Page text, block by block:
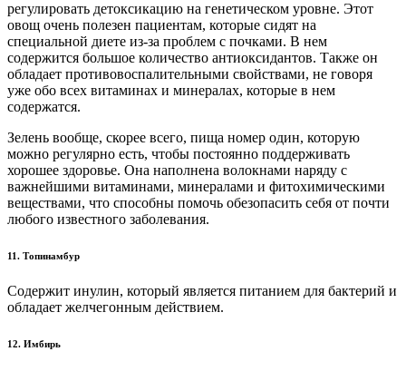
регулировать детоксикацию на генетическом уровне. Этот
овощ очень полезен пациентам, которые сидят на
специальной диете из-за проблем с почками. В нем
содержится большое количество антиоксидантов. Также он
обладает противовоспалительными свойствами, не говоря
уже обо всех витаминах и минералах, которые в нем
содержатся.
Зелень вообще, скорее всего, пища номер один, которую
можно регулярно есть, чтобы постоянно поддерживать
хорошее здоровье. Она наполнена волокнами наряду с
важнейшими витаминами, минералами и фитохимическими
веществами, что способны помочь обезопасить себя от почти
любого известного заболевания.
11. Топинамбур
Содержит инулин, который является питанием для бактерий и
обладает желчегонным действием.
12. Имбирь